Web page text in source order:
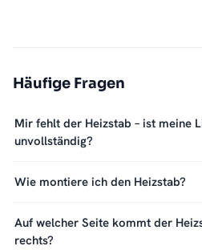
Häufige Fragen
Mir fehlt der Heizstab – ist meine
unvollständig?
Wie montiere ich den Heizstab?
Auf welcher Seite kommt der
rechts?